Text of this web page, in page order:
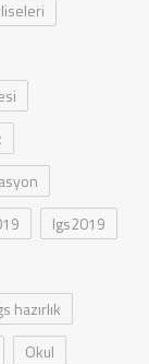
lgs2019
hazırlık
Okul